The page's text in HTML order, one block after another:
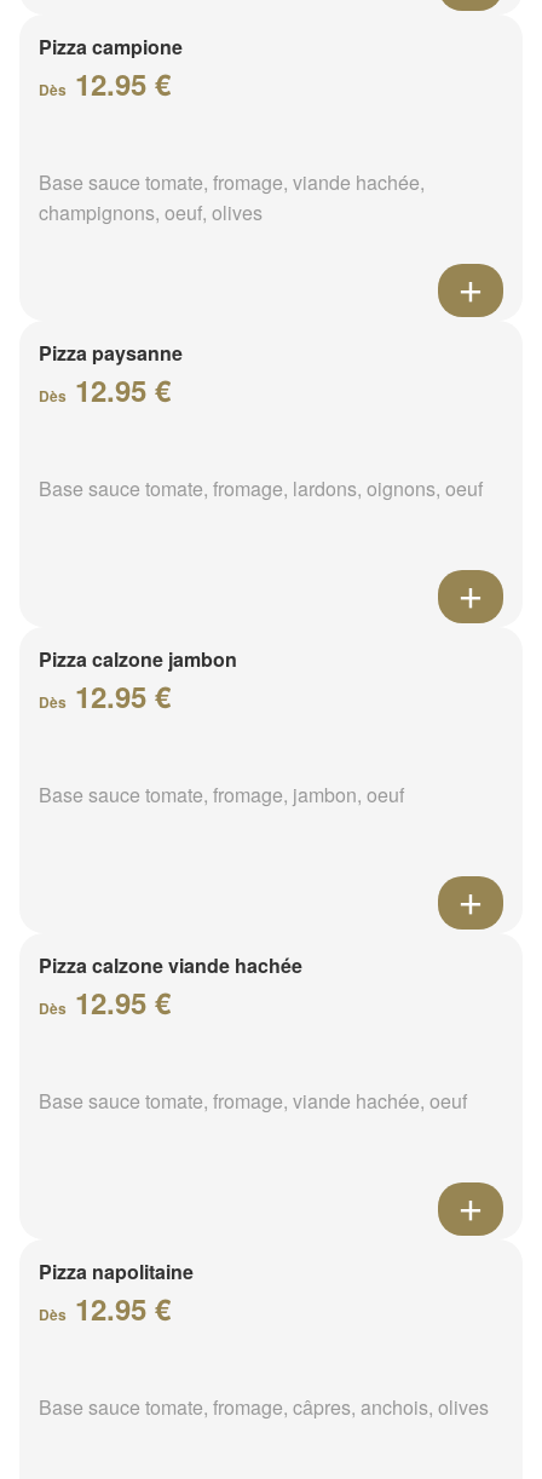
Pizza campione
Dès 12.95 €
Base sauce tomate, fromage, viande hachée,
champignons, oeuf, olives
Pizza paysanne
Dès 12.95 €
Base sauce tomate, fromage, lardons, oignons, oeuf
Pizza calzone jambon
Dès 12.95 €
Base sauce tomate, fromage, jambon, oeuf
Pizza calzone viande hachée
Dès 12.95 €
Base sauce tomate, fromage, viande hachée, oeuf
Pizza napolitaine
Dès 12.95 €
Base sauce tomate, fromage, câpres, anchois, olives